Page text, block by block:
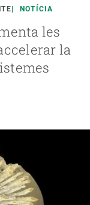
NOTÍCIA
les
la